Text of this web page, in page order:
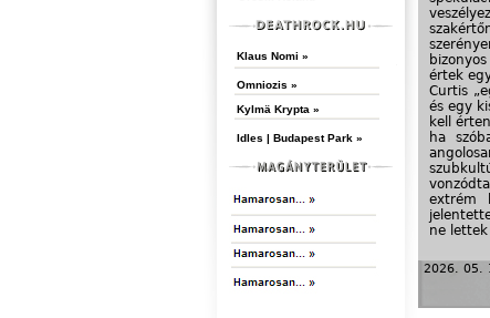
értek
Curtis
és egy
kell
ha
extrém
ne
„…égő
2026. 05.
Klaus Nomi »
Omniozis »
Kylmä Krypta »
Idles | Budapest Park »